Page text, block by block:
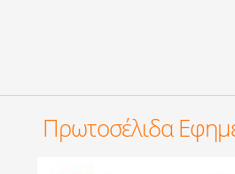
Πρωτοσέλιδα